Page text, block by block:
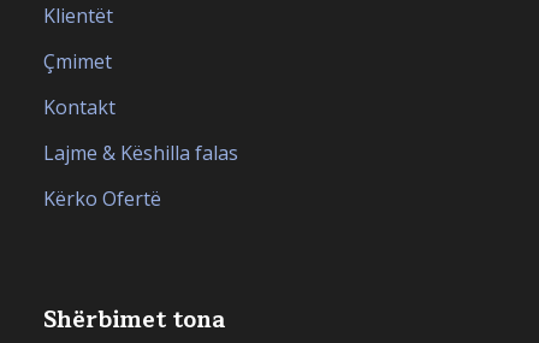
Klientët
Çmimet
Kontakt
Lajme & Këshilla falas
Kërko Ofertë
Shërbimet tona